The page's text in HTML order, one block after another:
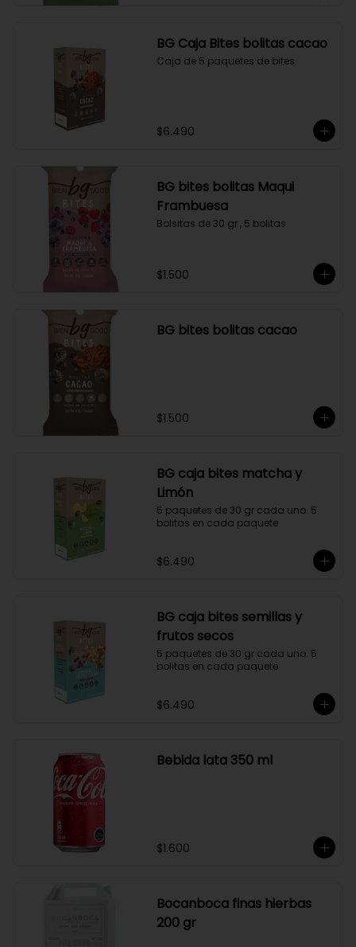
BG Caja Bites bolitas cacao
Caja de 5 paquetes de bites
$6.490
BG bites bolitas Maqui
Frambuesa
Bolsitas de 30 gr , 5 bolitas
$1.500
BG bites bolitas cacao
$1.500
BG caja bites matcha y
Limón
5 paquetes de 30 gr cada uno. 5
bolitas en cada paquete
$6.490
BG caja bites semillas y
frutos secos
5 paquetes de 30 gr cada uno. 5
bolitas en cada paquete
$6.490
Bebida lata 350 ml
$1.600
Bocanboca finas hierbas
200 gr